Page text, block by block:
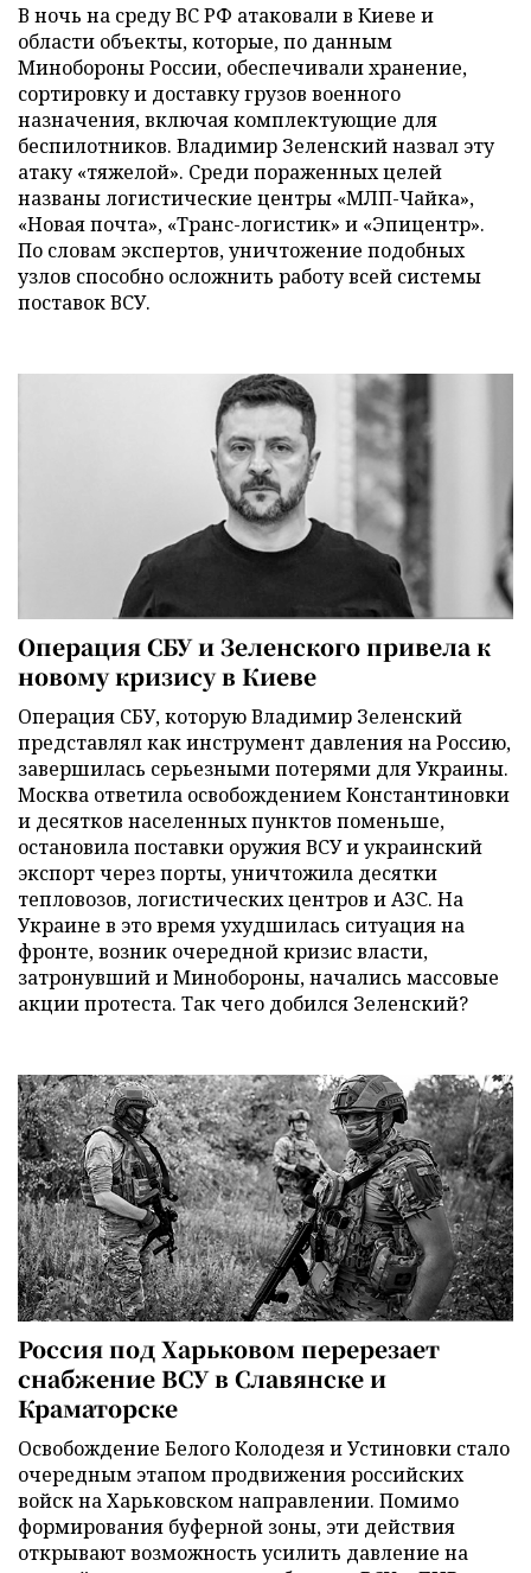
В ночь на среду ВС РФ атаковали в Киеве и
области объекты, которые, по данным
Минобороны России, обеспечивали хранение,
сортировку и доставку грузов военного
назначения, включая комплектующие для
беспилотников. Владимир Зеленский назвал эту
атаку «тяжелой». Среди пораженных целей
названы логистические центры «МЛП-Чайка»,
«Новая почта», «Транс-логистик» и «Эпицентр».
По словам экспертов, уничтожение подобных
узлов способно осложнить работу всей системы
поставок ВСУ.
Операция СБУ и Зеленского привела к
новому кризису в Киеве
Операция СБУ, которую Владимир Зеленский
представлял как инструмент давления на Россию,
завершилась серьезными потерями для Украины.
Москва ответила освобождением Константиновки
и десятков населенных пунктов поменьше,
остановила поставки оружия ВСУ и украинский
экспорт через порты, уничтожила десятки
тепловозов, логистических центров и АЗС. На
Украине в это время ухудшилась ситуация на
фронте, возник очередной кризис власти,
затронувший и Минобороны, начались массовые
акции протеста. Так чего добился Зеленский?
Россия под Харьковом перерезает
снабжение ВСУ в Славянске и
Краматорске
Освобождение Белого Колодезя и Устиновки стало
очередным этапом продвижения российских
войск на Харьковском направлении. Помимо
формирования буферной зоны, эти действия
открывают возможность усилить давление на